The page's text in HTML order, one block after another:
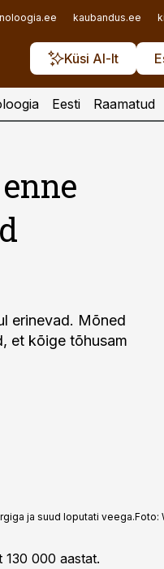
kaubandus.ee
Küsi AI-lt
Eesti Raamatud
erinevad. Mõned
et kõige tõhusam
ja suud loputati veega.Foto:
000 aastat.